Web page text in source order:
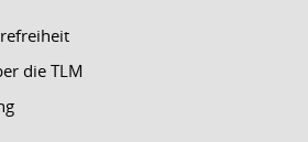
die TLM